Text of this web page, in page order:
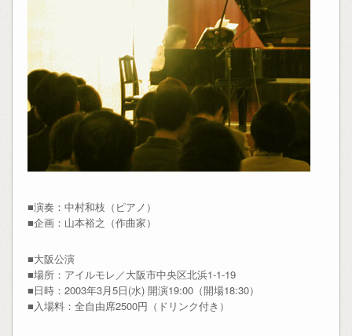
■演奏：中村和枝（ピアノ）
■企画：山本裕之（作曲家）
■大阪公演
■場所：アイルモレ／大阪市中央区北浜1-1-19
■日時：2003年3月5日(水) 開演19:00（開場18:30）
■入場料：全自由席2500円（ドリンク付き）